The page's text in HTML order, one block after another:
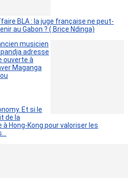
BLA : la juge française ne peut-
au Gabon ? ( Brice Ndinga)
musicien
adresse
ouverte à
Maganga
Et si le
de la
Hong-Kong pour valoriser les